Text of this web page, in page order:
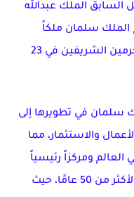
الملك عبدالله
18 يونيو 2012. أصبح الملك سلمان ملكاً
للمملكة العربية السعودية وخادم الحرمين الشريفين في 23
سلمان في تطويرها إلى
والاستثمار، مما
ومركزاً رئيسياً
للسفر والتجارة. قام بأعمال إنسانية لأكثر من 50 عامًا، حيث